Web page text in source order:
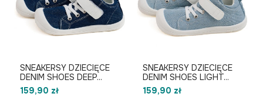
SNEAKERSY DZIECIĘCE
DENIM SHOES DEEP...
159,90 zł
SNEAKERSY DZIECIĘCE
DENIM SHOES LIGHT...
159,90 zł